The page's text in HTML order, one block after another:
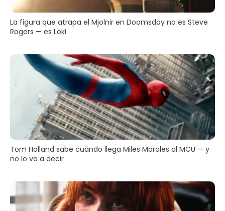
La figura que atrapa el Mjolnir en Doomsday no es Steve
Rogers — es Loki
Tom Holland sabe cuándo llega Miles Morales al MCU — y
no lo va a decir